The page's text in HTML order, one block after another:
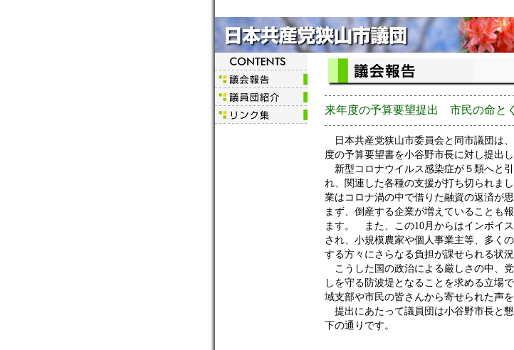
来年度の予算要望提出 市民の命と
日本共産党狭山市委員会と同市議団は
度の予算要望書を小谷野市長に対し提出し
新型コロナウイルス感染症が５類へと
れ、関連した各種の支援が打ち切られま
業はコロナ渦の中で借りた融資の返済が
まず、倒産する企業が増えていることも
ます。 また、この10月からはインボイ
され、小規模農家や個人事業主等、多く
する方々にさらなる負担が課せられる状況
こうした国の政治による厳しさの中、
しを守る防波堤となることを求める立場
域支部や市民の皆さんから寄せられた声
提出にあたって議員団は小谷野市長と
下の通りです。